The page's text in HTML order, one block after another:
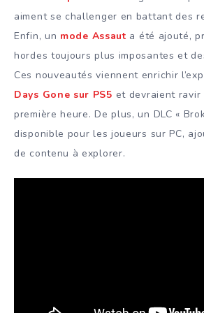
aiment se challenger en battant des
Enfin, un mode Assaut a été ajouté,
hordes toujours plus imposantes et
Ces nouveautés viennent enrichir
Days Gone sur PS5 et devraient
première heure. De plus, un DLC «
disponible pour les joueurs sur PC,
de contenu à explorer.